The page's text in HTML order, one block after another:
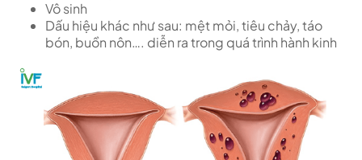
Vô sinh
Dấu hiệu khác như sau: mệt mỏi, tiêu chảy, táo
bón, buồn nôn…. diễn ra trong quá trình hành kinh